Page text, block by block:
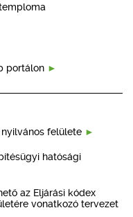
portálon
nyilvános felülete
hatósági
az Eljárási kódex
vonatkozó tervezet